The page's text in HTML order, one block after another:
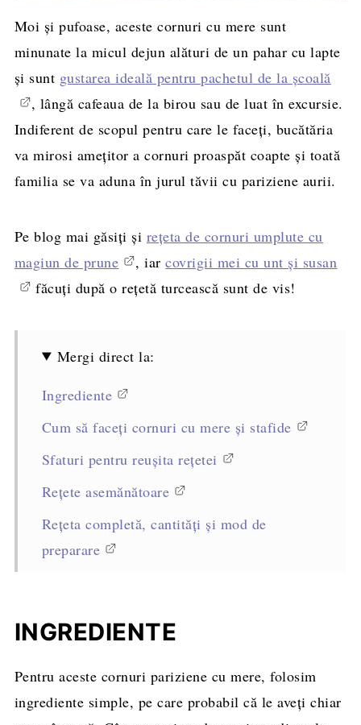
Moi și pufoase, aceste cornuri cu mere sunt
minunate la micul dejun alături de un pahar cu lapte
și sunt gustarea ideală pentru pachetul de la școală
, lângă cafeaua de la birou sau de luat în excursie.
Indiferent de scopul pentru care le faceți, bucătăria
va mirosi amețitor a cornuri proaspăt coapte și toată
familia se va aduna în jurul tăvii cu pariziene aurii.
Pe blog mai găsiți și rețeta de cornuri umplute cu
magiun de prune
, iarcovrigii mei cu unt și susan
făcuți după o rețetă turcească sunt de vis!
Mergi direct la:
Ingrediente
Cum să faceți cornuri cu mere și stafide
Sfaturi pentru reușita rețetei
Rețete asemănătoare
Rețeta completă, cantități și mod de
preparare
INGREDIENTE
Pentru aceste cornuri pariziene cu mere, folosim
ingrediente simple, pe care probabil că le aveți chiar